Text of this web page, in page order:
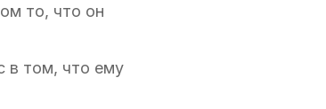
то, что он
в том, что ему